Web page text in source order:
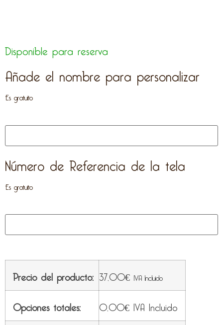
Disponible para reserva
Añade el nombre para personalizar
Es gratuito
Número de Referencia de la tela
Es gratuito
Precio del producto: 37,00€ IVA Incluido
Opciones totales: 0,00€ IVA Incluido